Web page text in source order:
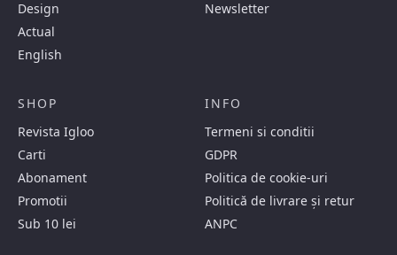
Design
Actual
English
Newsletter
SHOP
Revista Igloo
Carti
Abonament
Promotii
Sub 10 lei
INFO
Termeni si conditii
GDPR
Politica de cookie-uri
Politică de livrare și retur
ANPC